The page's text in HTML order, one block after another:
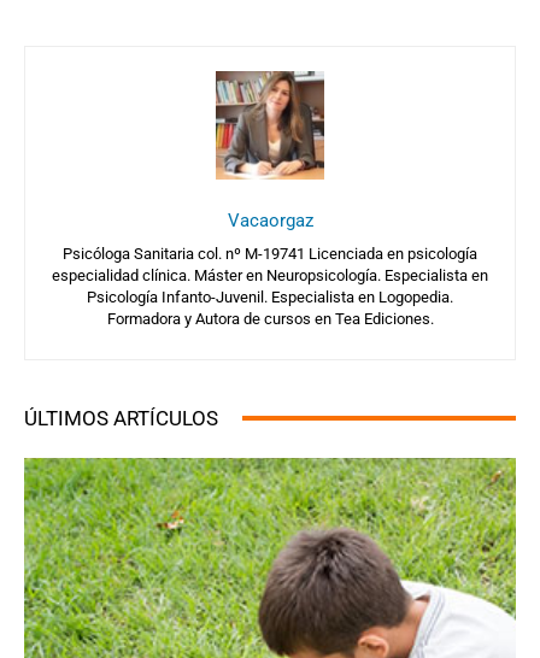
Vacaorgaz
Psicóloga Sanitaria col. nº M-19741 Licenciada en psicología
especialidad clínica. Máster en Neuropsicología. Especialista en
Psicología Infanto-Juvenil. Especialista en Logopedia.
Formadora y Autora de cursos en Tea Ediciones.
ÚLTIMOS ARTÍCULOS